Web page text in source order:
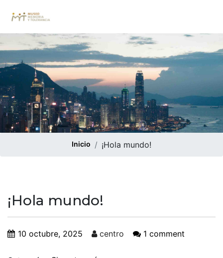
Inicio ¡Hola mundo!
¡Hola mundo!
10 octubre, 2025 centro 1 comment